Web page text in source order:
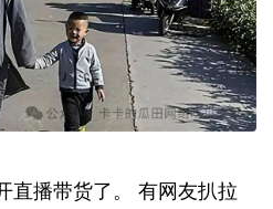
直播带货了。 有网友扒拉